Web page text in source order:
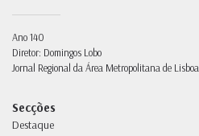
Ano 140
Diretor: Domingos Lobo
Jornal Regional da Área Metropolitana de Lisboa
Secções
Destaque